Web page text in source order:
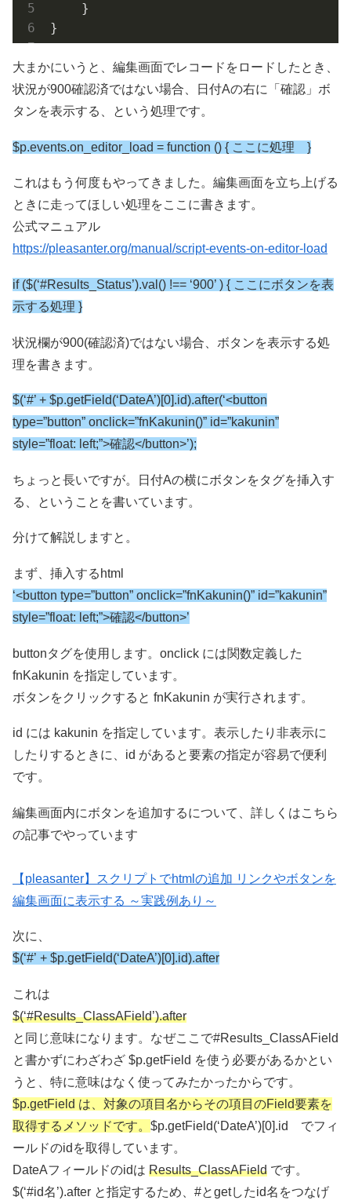
    }
}
大まかにいうと、編集画面でレコードをロードしたとき、
状況が900確認済ではない場合、日付Aの右に「確認」ボ
タンを表示する、という処理です。
$p.events.on_editor_load = function () { ここに処理 }
これはもう何度もやってきました。編集画面を立ち上げる
ときに走ってほしい処理をここに書きます。
公式マニュアル
https://pleasanter.org/manual/script-events-on-editor-load
if ($(‘#Results_Status’).val() !== ‘900’ ) { ここにボタンを表
示する処理 }
状況欄が900(確認済)ではない場合、ボタンを表示する処
理を書きます。
$(‘#’ + $p.getField(‘DateA’)[0].id).after(‘<button
type=”button” onclick=”fnKakunin()” id=”kakunin”
style=”float: left;”>確認</button>’);
ちょっと長いですが。日付Aの横にボタンをタグを挿入す
る、ということを書いています。
分けて解説しますと。
まず、挿入するhtml
‘<button type=”button” onclick=”fnKakunin()” id=”kakunin”
style=”float: left;”>確認</button>’
buttonタグを使用します。onclick には関数定義した
fnKakunin を指定しています。
ボタンをクリックすると fnKakunin が実行されます。
id には kakunin を指定しています。表示したり非表示に
したりするときに、id があると要素の指定が容易で便利
です。
編集画面内にボタンを追加するについて、詳しくはこちら
の記事でやっています
【pleasanter】スクリプトでhtmlの追加 リンクやボタンを
編集画面に表示する ～実践例あり～
次に、
$(‘#’ + $p.getField(‘DateA’)[0].id).after
これは
$(‘#Results_ClassAField’).after
と同じ意味になります。なぜここで#Results_ClassAField
と書かずにわざわざ $p.getField を使う必要があるかとい
うと、特に意味はなく使ってみたかったからです。
$p.getField は、対象の項目名からその項目のField要素を
取得するメソッドです。 $p.getField(‘DateA’)[0].id でフィ
ールドのidを取得しています。
DateAフィールドのidは Results_ClassAField です。
$(‘#id名’).after と指定するため、#とgetしたid名をつなげ